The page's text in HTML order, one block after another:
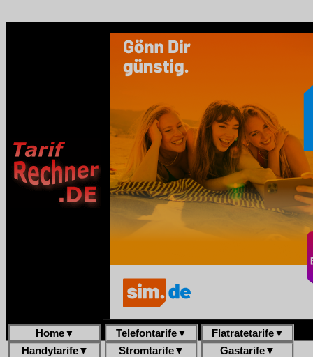
Home▼ Telefontarife▼ Flatratetarife▼
Handytarife▼ Stromtarife▼ Gastarife▼